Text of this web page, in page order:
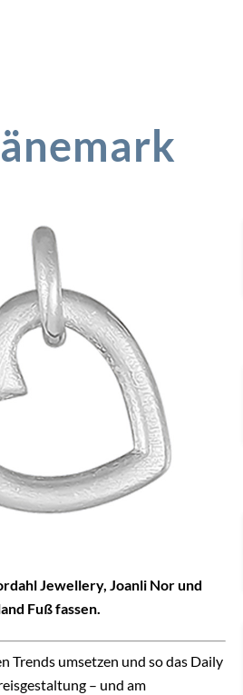
Jewellery, Joanli Nor und
Fuß fassen.
Trends umsetzen und so das Daily
– und am